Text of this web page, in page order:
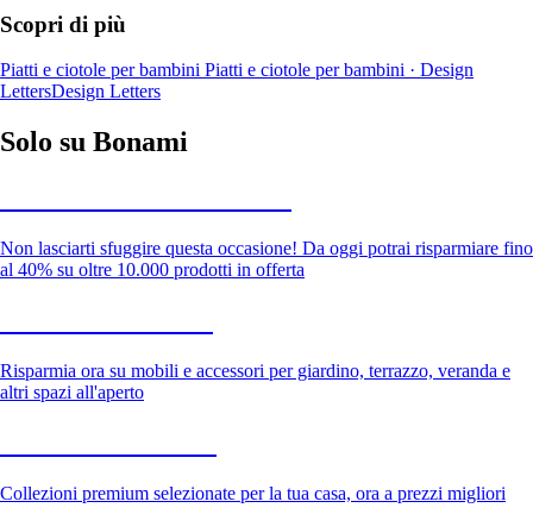
Scopri di più
Piatti e ciotole per bambini Piatti e ciotole per bambini · Design
LettersDesign Letters
Solo su Bonami
Non lasciarti sfuggire questa occasione! Da oggi potrai risparmiare fino
al 40% su oltre 10.000 prodotti in offerta
Risparmia ora su mobili e accessori per giardino, terrazzo, veranda e
altri spazi all'aperto
Collezioni premium selezionate per la tua casa, ora a prezzi migliori